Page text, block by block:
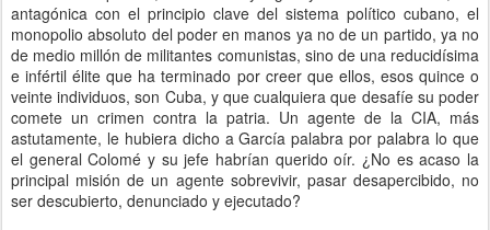
antagónica con el principio clave del sistema político cubano, el
monopolio absoluto del poder en manos ya no de un partido, ya no
de medio millón de militantes comunistas, sino de una reducidísima
e infértil élite que ha terminado por creer que ellos, esos quince o
veinte individuos, son Cuba, y que cualquiera que desafíe su poder
comete un crimen contra la patria. Un agente de la CIA, más
astutamente, le hubiera dicho a García palabra por palabra lo que
el general Colomé y su jefe habrían querido oír. ¿No es acaso la
principal misión de un agente sobrevivir, pasar desapercibido, no
ser descubierto, denunciado y ejecutado?